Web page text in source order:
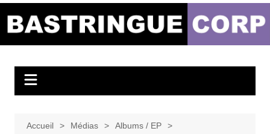
Bastringue Corp –
Musicales
Accueil Médias
Albums / EP